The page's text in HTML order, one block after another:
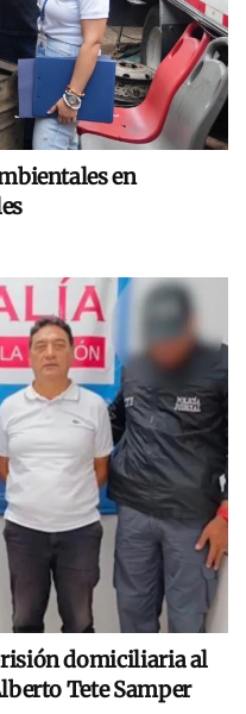
en
domiciliaria al
Tete Samper